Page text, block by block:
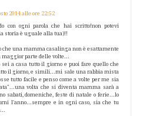
2014 alle ore 22:52
con ogni parola che hai scritto!non potevi
storia è uguale alla tua)!!
che una mamma casalinga non è esattamente
maggior parte delle volte...
a casa tutto il giorno e puoi fare quello che
il giorno, e simili...mi sale una rabbia mista
tutto facile e penso come a volte per me sia
volta che si diventa mamma sarà a
sabati, domeniche, feste di natale o ferie...lo
l'anno...sempre e in ogni caso, sia che tu